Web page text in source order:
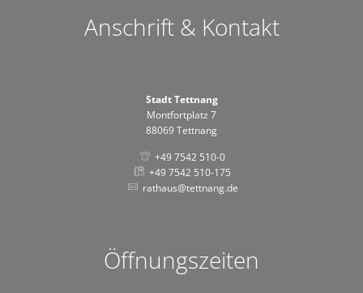
Anschrift & Kontakt
Stadt Tettnang
Montfortplatz 7
88069 Tettnang
+49 7542 510-0
+49 7542 510-175
rathaus@tettnang.de
Öffnungszeiten